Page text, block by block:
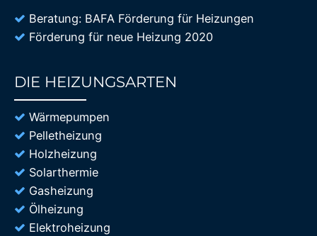
Beratung: BAFA Förderung für Heizungen
Förderung für neue Heizung 2020
DIE HEIZUNGSARTEN
Wärmepumpen
Pelletheizung
Holzheizung
Solarthermie
Gasheizung
Ölheizung
Elektroheizung